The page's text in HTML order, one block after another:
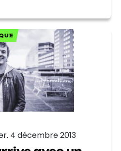
4 décembre 2013